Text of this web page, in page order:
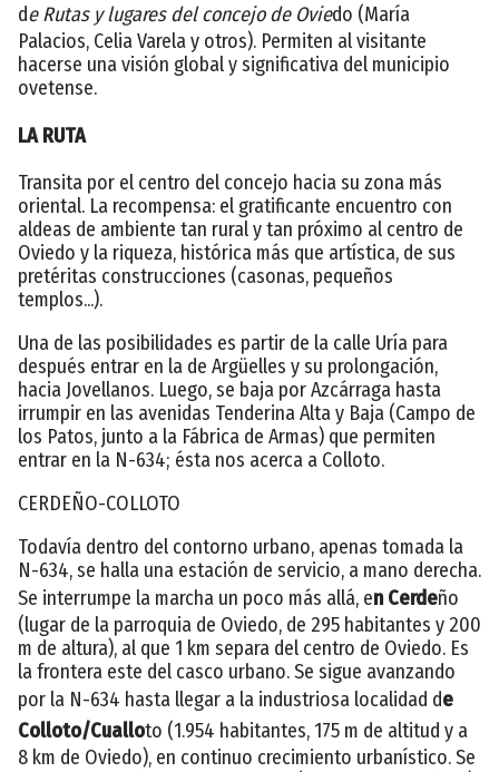
de Rutas y lugares del concejo de Oviedo (María
Palacios, Celia Varela y otros). Permiten al visitante
hacerse una visión global y significativa del municipio
ovetense.
LA RUTA
Transita por el centro del concejo hacia su zona más
oriental. La recompensa: el gratificante encuentro con
aldeas de ambiente tan rural y tan próximo al centro de
Oviedo y la riqueza, histórica más que artística, de sus
pretéritas construcciones (casonas, pequeños
templos...).
Una de las posibilidades es partir de la calle Uría para
después entrar en la de Argüelles y su prolongación,
hacia Jovellanos. Luego, se baja por Azcárraga hasta
irrumpir en las avenidas Tenderina Alta y Baja (Campo de
los Patos, junto a la Fábrica de Armas) que permiten
entrar en la N-634; ésta nos acerca a Colloto.
CERDEÑO-COLLOTO
Todavía dentro del contorno urbano, apenas tomada la
N-634, se halla una estación de servicio, a mano derecha.
Se interrumpe la marcha un poco más allá, en Cerdeño
(lugar de la parroquia de Oviedo, de 295 habitantes y 200
m de altura), al que 1 km separa del centro de Oviedo. Es
la frontera este del casco urbano. Se sigue avanzando
por la N-634 hasta llegar a la industriosa localidad de
Colloto/Cualloto (1.954 habitantes, 175 m de altitud y a
8 km de Oviedo), en continuo crecimiento urbanístico. Se